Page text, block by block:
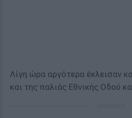
Λίγη ώρα αργότερα έκλεισαν
και της παλιάς Εθνικής Οδού